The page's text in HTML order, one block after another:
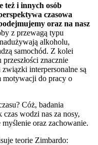
też i innych osób
czasowa
oraz na nasz
z przewagą typu
alkoholu,
samochód. Z kolei
znacznie
interpersonalne są
motywacji do pracy o
Cóż, badania
wodzi nas za nosy,
oraz zachowanie.
teorie Zimbardo: